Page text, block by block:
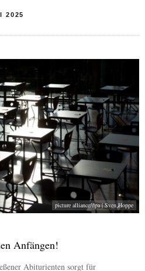
2025
picture alliance/dpa | Sven Hoppe
Anfängen!
Abiturienten sorgt für